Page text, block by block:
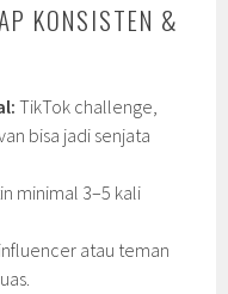
KONSISTEN &
TikTok challenge,
bisa jadi senjata
minimal 3–5 kali
atau teman